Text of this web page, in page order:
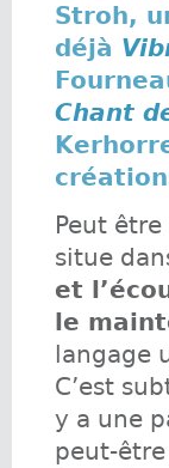
Stroh,
déjà
Chant
Peut
situe
et
le
langage
C’est
y a une
peut-